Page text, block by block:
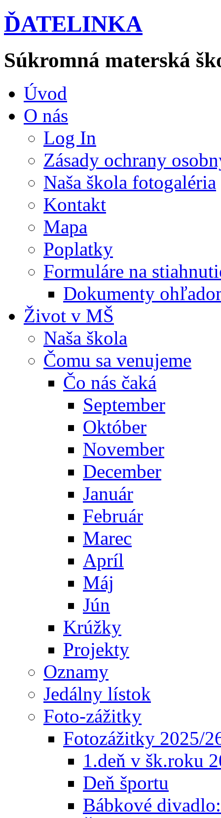
ĎATELINKA
Súkromná materská
Úvod
O nás
Log In
Zásady ochrany
Naša škola fotogaléria
Kontakt
Mapa
Poplatky
Formuláre na
Dokumenty
Život v MŠ
Naša škola
Čomu sa venujeme
Čo nás čaká
September
Október
November
December
Január
Február
Marec
Apríl
Máj
Jún
Krúžky
Projekty
Oznamy
Jedálny lístok
Foto-zážitky
Fotozážitky 2025/
1.deň v šk.roku
Deň športu
Bábkové